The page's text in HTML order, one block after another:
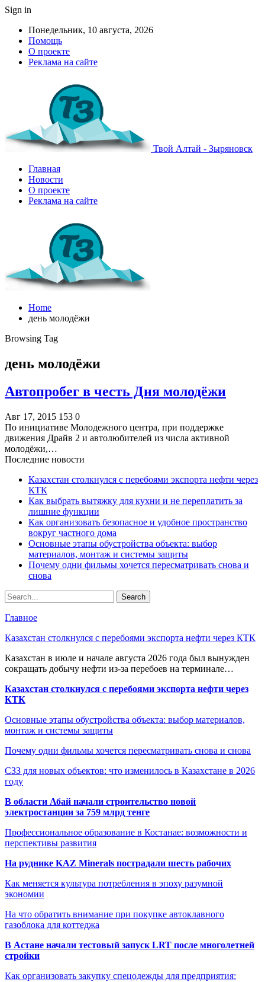
Sign in
Понедельник, 10 августа, 2026
Помощь
О проекте
Реклама на сайте
Твой Алтай - Зыряновск
Главная
Новости
О проекте
Реклама на сайте
Home
день молодёжи
Browsing Tag
день молодёжи
Автопробег в честь Дня молодёжи
Авг 17, 2015 153 0
По инициативе Молодежного центра, при поддержке
движения Драйв 2 и автолюбителей из числа активной
молодёжи,…
Последние новости
Казахстан столкнулся с перебоями экспорта нефти через
КТК
Как выбрать вытяжку для кухни и не переплатить за
лишние функции
Как организовать безопасное и удобное пространство
вокруг частного дома
Основные этапы обустройства объекта: выбор
материалов, монтаж и системы защиты
Почему одни фильмы хочется пересматривать снова и
снова
Главное
Казахстан столкнулся с перебоями экспорта нефти через КТК
Казахстан в июле и начале августа 2026 года был вынужден
сокращать добычу нефти из-за перебоев на терминале…
Казахстан столкнулся с перебоями экспорта нефти через
КТК
Основные этапы обустройства объекта: выбор материалов,
монтаж и системы защиты
Почему одни фильмы хочется пересматривать снова и снова
СЗЗ для новых объектов: что изменилось в Казахстане в 2026
году
В области Абай начали строительство новой
электростанции за 759 млрд тенге
Профессиональное образование в Костанае: возможности и
перспективы развития
На руднике KAZ Minerals пострадали шесть рабочих
Как меняется культура потребления в эпоху разумной
экономии
На что обратить внимание при покупке автоклавного
газоблока для коттеджа
В Астане начали тестовый запуск LRT после многолетней
стройки
Как организовать закупку спецодежды для предприятия: